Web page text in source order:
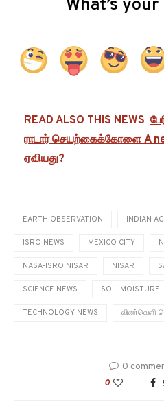
What’s
READ ALSO THIS NEWS
ராடார் செயற்கைக்கோளை A
ஏவியது?
EARTH OBSERVATION INDIAN
ISRO NEWS MEXICO CITY
NASA-ISRO NISAR NISAR
SCIENCE NEWS SOIL MOISTURE
TECHNOLOGY NEWS விண்வெளி
0
0